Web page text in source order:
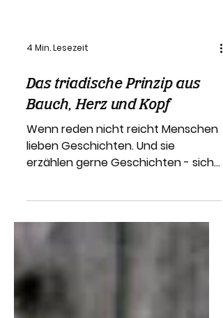
4 Min. Lesezeit
Das triadische Prinzip aus
Bauch, Herz und Kopf
Wenn reden nicht reicht Menschen
erzählen gerne Geschichten - sich
selbst und auch anderen Menschen